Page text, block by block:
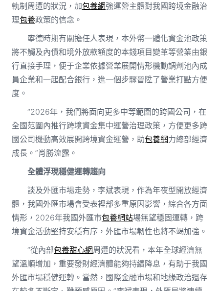
軌制周遭的狀況，加包養網強運營主體對我國跨境金融治
理包養政策的信念。
寧德時期有關擔任人表現，本外幣一體化資金池政策
將不觸及內債和境外放款額度的本錢項目變革等營業由銀
行直接手理，便于企業依據營業展開情形機動調劑池內成
員企業和一起配合銀行，進一個步驟晉陞了營業打點方便
度。
“2026年，我們將面向更多中等範圍的跨國公司，在
全國范圍內推行跨境資金集中運營治理政策，方便更多跨
國公司機動高效展開跨境資金運營，助包養網力總部經濟
成長。”肖勝流露。
全體浮現穩健運轉趨向
談及外匯市場走勢，李斌表現，作為年夜型開放經濟
體，我國外匯市場會受表裡部多重原因影響，綜合各方面
情形，2026年我國外匯市包養網站場無望穩固運轉，跨
境資金活動堅持安穩有序，外匯市場韌性也將不竭加強。
“從內部包養甜心網周遭的狀況看，本年全球經濟無
望溫順增加，重要發財經濟體能夠持續降息，有助于我國
外匯市場穩健運轉。當然，國際金融市場和地緣政治還存